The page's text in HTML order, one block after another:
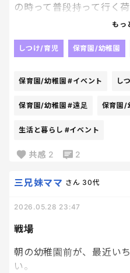
の時って普段持って行く
息子たちの場合は、目の
かり反応が返ってきて理
安心できる。笑
もっ
しつけ/育児 保育園/幼稚園
保育園/幼稚園 #イベント し
保育園/幼稚園 #遠足 保育園/
生活と暮らし #イベント
共感 2 2
戦場
三兄妹ママ さん 30代
2026.05.28 23:47
朝の幼稚園前が、最近い
い。